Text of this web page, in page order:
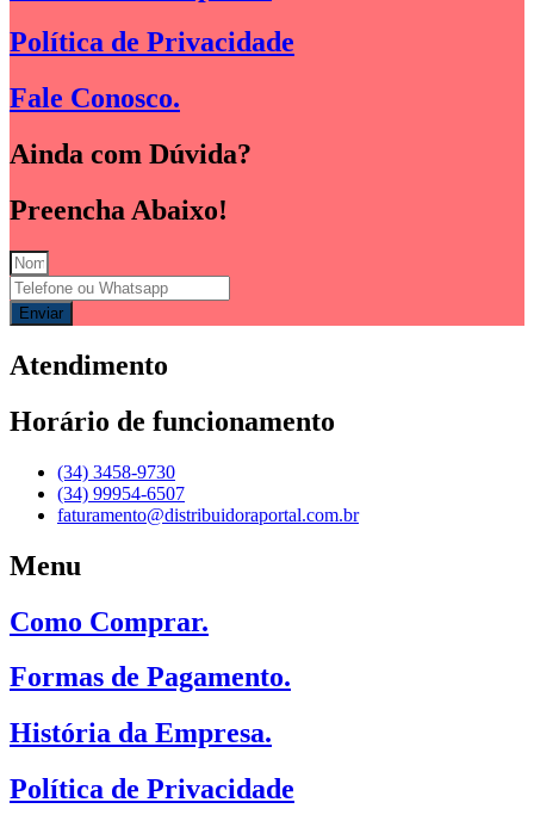
Política de Privacidade
Fale Conosco.
Ainda com Dúvida?
Preencha Abaixo!
Enviar
Atendimento
Horário de funcionamento
(34) 3458-9730
(34) 99954-6507
faturamento@distribuidoraportal.com.br
Menu
Como Comprar.
Formas de Pagamento.
História da Empresa.
Política de Privacidade